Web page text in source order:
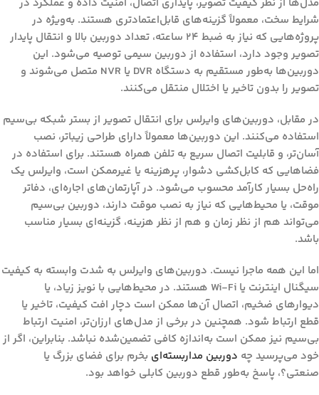
شرایط سخت، معمولاً گزینه‌های قابل‌اعتمادتری هستند. به‌ویژه در
پروژه‌هایی که نیاز به ضبط ۲۴ ساعته، تعداد دوربین بالا و انتقال پایدار
تصویر وجود دارد، استفاده از دوربین سیمی توصیه می‌شود. این
دوربین‌ها به‌طور مستقیم به دستگاه DVR یا NVR متصل می‌شوند و
تصویر را بدون تاخیر یا اختلال منتقل می‌کنند.
در مقابل، دوربین‌های وایرلس برای انتقال تصویر از بستر شبکه بی‌سیم
استفاده می‌کنند. این دوربین‌ها معمولاً دارای طراحی زیباتر، نصب
آسان‌تر، و قابلیت اتصال سریع به تلفن همراه هستند. برای استفاده در
فضاهایی که کابل‌کشی دشوار، پرهزینه یا غیرممکن است، وایرلس یک
راه‌حل بسیار کارآمد محسوب می‌شود. در آپارتمان‌های اجاره‌ای، دفاتر
موقت، یا محیط‌هایی که نیاز به نصب موقت دارند، دوربین بی‌سیم
می‌تواند هم از نظر زمان و هم از نظر هزینه، گزینه‌ای بسیار مناسب
باشد.
اما این همه ماجرا نیست. دوربین‌های وایرلس به شدت وابسته به کیفیت
سیگنال اینترنت یا Wi-Fi هستند. در محیط‌هایی با نویز زیاد، یا
دیوارهای ضخیم، اتصال آن‌ها ممکن است دچار افت کیفیت، تاخیر یا
قطع ارتباط شود. همچنین در برخی از مدل‌های ارزان‌تر، امنیت ارتباط
بی‌سیم نیز ممکن است به‌اندازه کافی تضمین‌شده نباشد. بنابراین، اگر از
خود می‌پرسید چه دوربین مداربسته‌ای بخرم برای فضای بزرگ یا
صنعتی؟، پاسخ به‌طور قطع دوربین کابلی خواهد بود.